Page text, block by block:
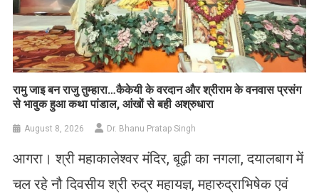
रामु जाइ बन राजु तुम्हारा…कैकेयी के वरदान और श्रीराम के वनवास प्रसंग
से भावुक हुआ कथा पांडाल, आंखों से बही अश्रुधारा
August 8, 2026 Dr. Bhanu Pratap Singh
आगरा। श्री महाकालेश्वर मंदिर, बूढ़ी का नगला, दयालबाग में
चल रहे नौ दिवसीय श्री रुद्र महायज्ञ, महारुद्राभिषेक एवं